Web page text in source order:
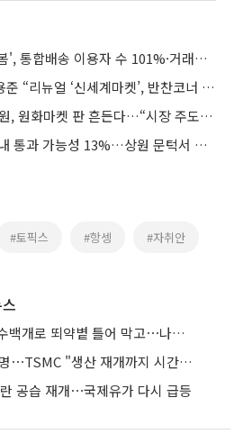
식자재 오픈마켓 '식봄', 통합배송 이용자 수 101%·거래액 3.3배↑
신세계百 박현범·이용준 “리뉴얼 ‘신세계마켓’, 반찬코너 늘리고 초신선 식재료...고객 계속 찾아오죠”
한투·OKX 업은 코인원, 원화마켓 판 흔든다…“시장 주도권 재편” 선언
美 클래리티 법안 연내 통과 가능성 13%…상원 문턱서 제동
#토픽스 #항셍 #자취안
초대형 자동 파라솔 수백개로 뙤약볕 틀어 막고⋯나라별 폭염 생존법
일본 강진 사망자 28명⋯TSMC "생산 재개까지 시간 필요해"
공습 재개⋯국제유가 다시 급등